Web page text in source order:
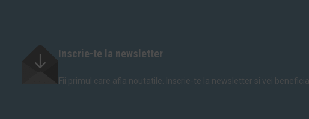
Inscrie-te la newsletter
Fii primul care afla noutatile. Inscrie-te la newsletter si vei